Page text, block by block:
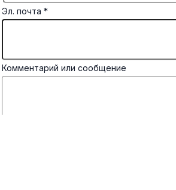
Эл. почта *
Комментарий или сообщение